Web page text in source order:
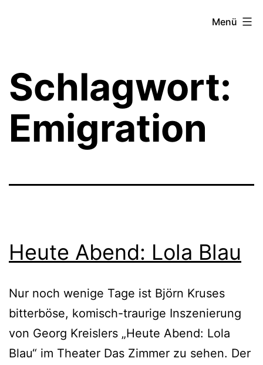
Menü
Schlagwort:
Emigration
Heute Abend: Lola Blau
Nur noch wenige Tage ist Björn Kruses
bitterböse, komisch-traurige Inszenierung
von Georg Kreislers „Heute Abend: Lola
Blau“ im Theater Das Zimmer zu sehen. Der